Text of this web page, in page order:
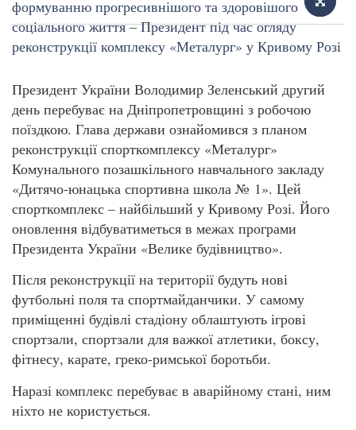
Президент України Володимир Зеленський другий
день перебуває на Дніпропетровщині з робочою
поїздкою. Глава держави ознайомився з планом
реконструкції спорткомплексу «Металург»
Комунального позашкільного навчального закладу
«Дитячо-юнацька спортивна школа № 1». Цей
спорткомплекс – найбільший у Кривому Розі. Його
оновлення відбуватиметься в межах програми
Президента України «Велике будівництво».
Після реконструкції на території будуть нові
футбольні поля та спортмайданчики. У самому
приміщенні будівлі стадіону облаштують ігрові
спортзали, спортзали для важкої атлетики, боксу,
фітнесу, карате, греко-римської боротьби.
Наразі комплекс перебуває в аварійному стані, ним
ніхто не користується.